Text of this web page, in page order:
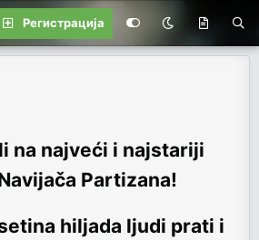
Регистрација
na najveći i najstariji
Partizana!
hiljada ljudi prati i